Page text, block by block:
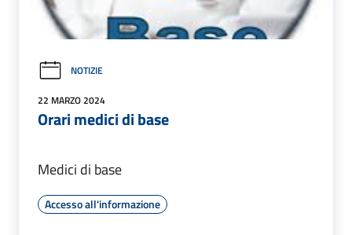
NOTIZIE
22 MARZO 2024
Orari medici di base
Medici di base
Accesso all'informazione